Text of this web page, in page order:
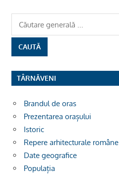
TÂRNĂVENI
Brandul de oras
Prezentarea orașului
Istoric
Repere arhitecturale române
Date geografice
Populația